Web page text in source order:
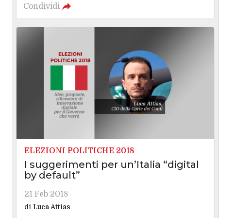
Condividi
ELEZIONI POLITICHE 2018
I suggerimenti per un’Italia “digital
by default”
21 Feb 2018
di Luca Attias